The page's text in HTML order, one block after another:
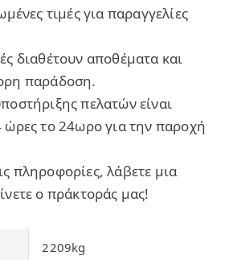
τιμές για παραγγελίες
διαθέτουν αποθέματα και
παράδοση.
πελατών είναι
ώρες το 24ωρο για την παροχή
πληροφορίες, λάβετε μια
ο πράκτοράς μας!
2209kg